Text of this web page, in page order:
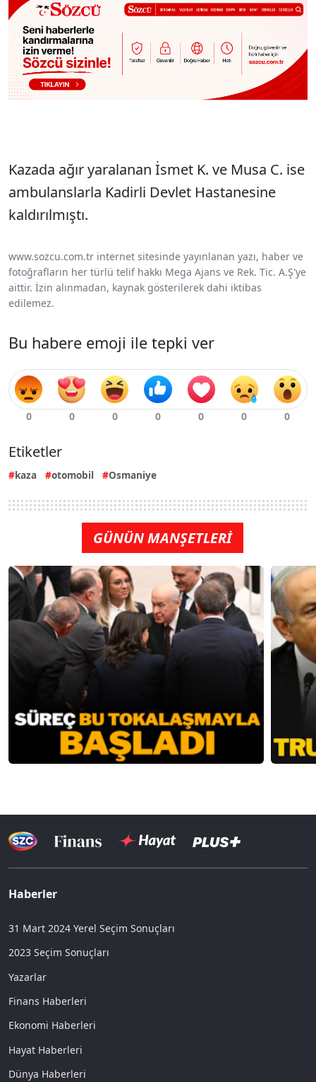
Kazada ağır yaralanan İsmet K. ve Musa C. ise
ambulanslarla Kadirli Devlet Hastanesine
kaldırılmıştı.
www.sozcu.com.tr internet sitesinde yayınlanan yazı, haber ve
fotoğrafların her türlü telif hakkı Mega Ajans ve Rek. Tic. A.Ş'ye
aittir. İzin alınmadan, kaynak gösterilerek dahi iktibas
edilemez.
Bu habere emoji ile tepki ver
Etiketler
kaza otomobil Osmaniye
GÜNÜN MANŞETLERİ
Haberler
31 Mart 2024 Yerel Seçim Sonuçları
2023 Seçim Sonuçları
Yazarlar
Finans Haberleri
Ekonomi Haberleri
Hayat Haberleri
Dünya Haberleri